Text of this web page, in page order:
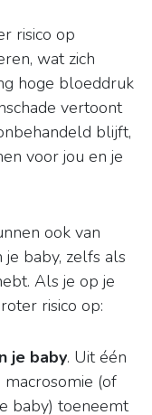
risico op
wat zich
hoge bloeddruk
vertoont
blijft,
voor jou en je
ook van
baby, zelfs als
Als je op je
risico op:
je baby. Uit één
(of
baby) toeneemt